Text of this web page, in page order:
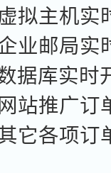
拟主机实
业邮局实
据库实时
站推广订
它各项订